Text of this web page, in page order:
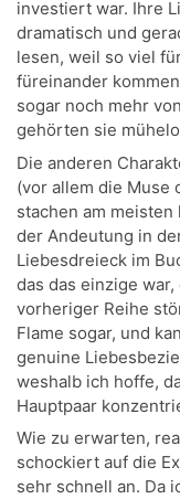
investiert war. Ihre
dramatisch und
lesen, weil so viel
füreinander
sogar noch mehr
gehörten sie
Die anderen
(vor allem die Muse
stachen am
der Andeutung in
Liebesdreieck im
das das einzige
vorheriger Reihe
Flame sogar, und
genuine
weshalb ich hoffe,
Hauptpaar
Wie zu erwarten,
schockiert auf die
sehr schnell an. Da